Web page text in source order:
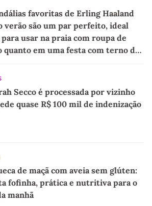
favoritas de Erling Haaland
verão são um par perfeito, ideal
usar na praia com roupa de
quanto em uma festa com terno de
Secco é processada por vizinho
quase R$ 100 mil de indenização
de maçã com aveia sem glúten:
fofinha, prática e nutritiva para o
manhã